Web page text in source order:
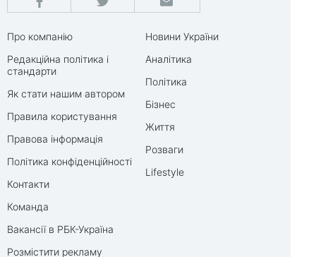
Про компанію
Редакційна політика і
стандарти
Як стати нашим автором
Правила користування
Правова інформація
Політика конфіденційності
Контакти
Команда
Вакансії в РБК-Україна
Розмістити рекламу
Новини України
Аналітика
Політика
Бізнес
Життя
Розваги
Lifestyle